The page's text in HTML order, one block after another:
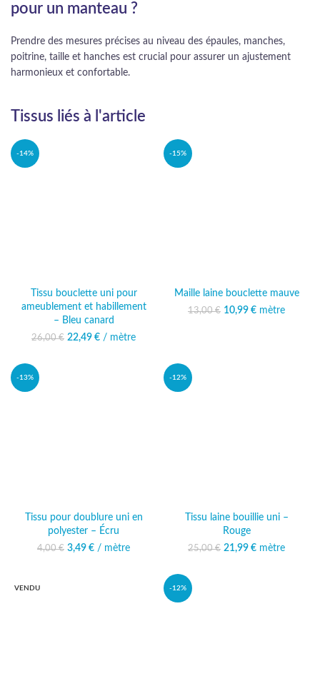
pour un manteau ?
Prendre des mesures précises au niveau des épaules, manches,
poitrine, taille et hanches est crucial pour assurer un ajustement
harmonieux et confortable.
Tissus liés à l'article
-14%
Tissu bouclette uni pour
ameublement et habillement
– Bleu canard
26,00€
Le prix initial était :
22,49 €
Le prix
/ mètre
-15%
Maille laine bouclette mauve
13,00€ Le prix initial était :
10,99 €
Le prix
mètre
-13%
Tissu pour doublure uni en
polyester – Écru
4,00€
Le prix initial était :
3,49 € Le prix actuel
/ mètre
-12%
Tissu laine bouillie uni –
Rouge
25,00€ Le prix initial était :
21,99 €
Le prix
mètre
VENDU -12%